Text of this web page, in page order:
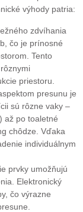
výhody patria:
zdvíhania
čo je prínosné
Tento
priestoru.
presunu je
sú rôzne vaky –
až po toaletné
chôdze. Vďaka
individuálnym
prvky umožňujú
Elektronický
čo výrazne